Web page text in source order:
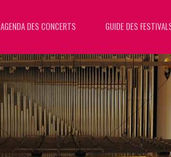
AGENDA DES CONCERTS GUIDE DES